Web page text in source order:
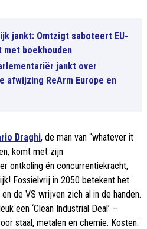
jankt: Omtzigt saboteert EU-
met boekhouden
jankt over
afwijzing ReArm Europe en
Draghi, de man van “whatever it
komt met zijn
ontkoling én concurrentiekracht,
Fossielvrij in 2050 betekent het
de VS wrijven zich al in de handen.
een ‘Clean Industrial Deal’ –
staal, metalen en chemie. Kosten: